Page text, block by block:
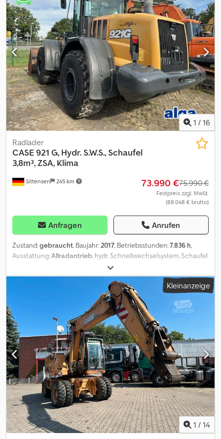
TÜV-Abnahme. Falls neue TÜV-Abnahme erwünscht, unterbreiten
wir Ihnen gerne ein Angebot unserer Partnerwerkstätten!
Fahrzeug kann mit Werbung beklebt und/oder beschriftet sein.
Es gelten unsere allgemeinen Liefer- und Zahlungsbedingungen.
Codpfx Ajzr S Stjfmjrf Gerne erstellen wir Ihnen für dieses Objekt
ein Finanzierungs- oder Leasingangebot. Bitte sprechen Sie uns
an!
1 / 16
Sittensen 245 km
Radlader
CASE921 G, Hydr. S.W.S., Schaufel
3,8m³, ZSA, Klima
73.990 €75.990 €
Festpreis zzgl. MwSt.
(88.048 € brutto)
Anfragen Anrufen
Zustand:gebraucht, Baujahr: 2017, Betriebsstunden:7.836 h,
Ausstattung:Allradantrieb , hydr. Schnellwechselsystem, Schaufel
ca. 3.8 cbm, Zentralschmieranlage, Klimaanlage, Kamera, Fahrzeug
kann mit Werbung beklebt und/oder beschriftet sein SI86045
Crodpfx Afsw A Utqsmef Unser Angebot ist generell ohne neue
TÜV-Abnahme. Falls neue TÜV-Abnahme erwünscht, unterbreiten
wir Ihnen gerne ein Angebot unserer Partnerwerkstätten!
Fahrzeug kann mit Werbung beklebt und/oder beschriftet sein.
Es gelten unsere allgemeinen Liefer- und Zahlungsbedingungen.
Gerne erstellen wir Ihnen für dieses Objekt ein Finanzierungs-
oder Leasingangebot. Bitte sprechen Sie uns an!
Kleinanzeige
1 / 14